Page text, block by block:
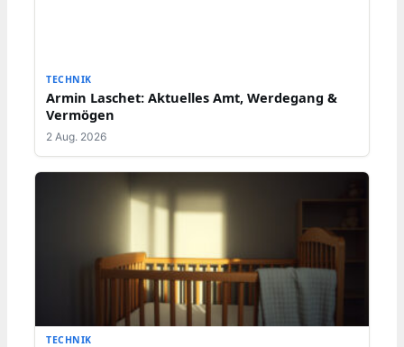
TECHNIK
Armin Laschet: Aktuelles Amt, Werdegang &
Vermögen
2 Aug. 2026
TECHNIK